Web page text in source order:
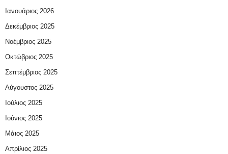
Ιανουάριος 2026
Δεκέμβριος 2025
Νοέμβριος 2025
Οκτώβριος 2025
Σεπτέμβριος 2025
Αύγουστος 2025
Ιούλιος 2025
Ιούνιος 2025
Μάιος 2025
Απρίλιος 2025